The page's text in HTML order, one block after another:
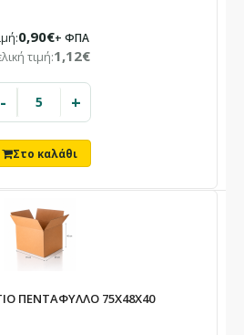
0,90€+ ΦΠΑ
τιμή:1,12€
- +
ΠΕΝΤΑΦΥΛΛΟ 75X48X40